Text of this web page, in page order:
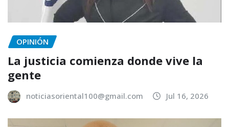
OPINIÓN
La justicia comienza donde vive la
gente
noticiasoriental100@gmail.com Jul 16, 2026